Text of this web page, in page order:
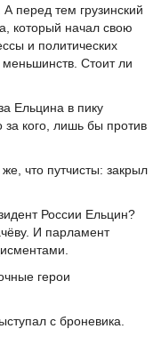
перед тем грузинский
который начал свою
и политических
Стоит ли
Ельцина в пику
за кого, лишь бы против
что путчисты: закрыл
России Ельцин?
И парламент
герои
с броневика.